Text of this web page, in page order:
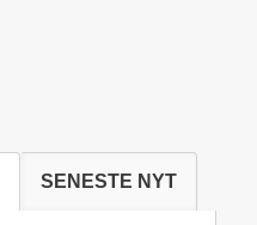
SENESTE NYT